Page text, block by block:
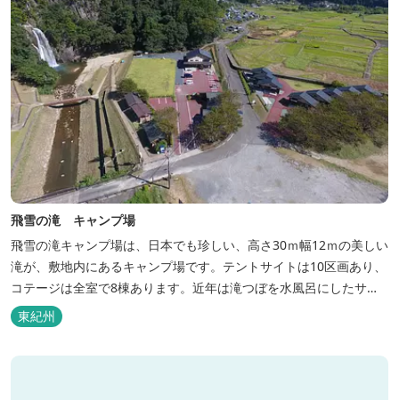
飛雪の滝 キャンプ場
飛雪の滝キャンプ場は、日本でも珍しい、高さ30ｍ幅12ｍの美しい
滝が、敷地内にあるキャンプ場です。テントサイトは10区画あり、
コテージは全室で8棟あります。近年は滝つぼを水風呂にしたサウ
ナが人気です。
東紀州